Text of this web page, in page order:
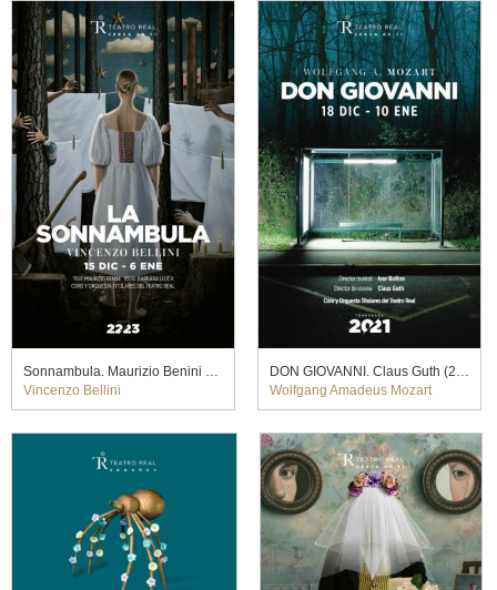
Sonnambula. Maurizio Benini y Bárbara Lluch (2023)
Vincenzo Bellini
DON GIOVANNI. Claus Guth (2020)
Wolfgang Amadeus Mozart